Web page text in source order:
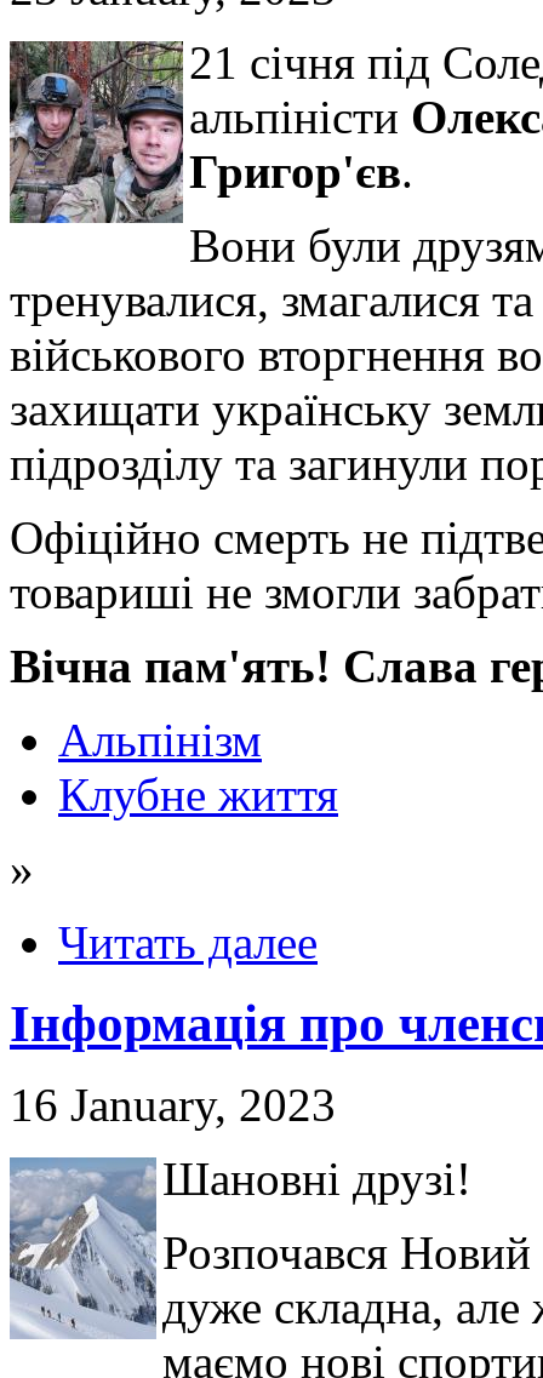
21 січня під
альпіністи
Григор'єв.
Вони були
тренувалися, змагалися
військового вторгнення
захищати українську
підрозділу та загинули
Офіційно смерть не
товариші не змогли
Вічна пам'ять! Слава
Альпінізм
Клубне життя
»
Читать далее
Інформація про
16 January, 2023
Шановні друзі!
Розпочався Новий
дуже складна,
маємо нові